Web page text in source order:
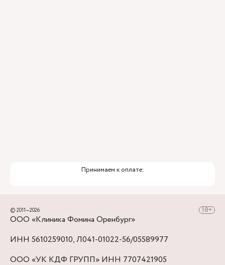
Принимаем к оплате:
© 2011—2026
ООО «Клиника Фомина Оренбург»
ИНН 5610259010, Л041-01022-56/05589977
ООО «УК КДФ ГРУПП» ИНН 7707421905